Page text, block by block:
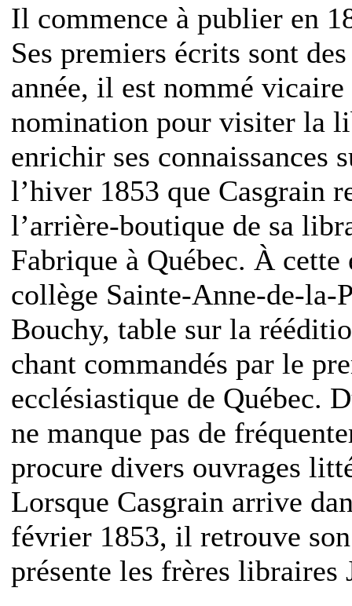
Il commence à publier en
Ses premiers écrits sont
année, il est nommé
nomination pour visiter la
enrichir ses connaissances
l’hiver 1853 que Casgrain
l’arrière-boutique de sa
Fabrique à Québec. À
collège Sainte-Anne-de-la-
Bouchy, table sur la
chant commandés par le
ecclésiastique de Québec.
ne manque pas de
procure divers ouvrages
Lorsque Casgrain arrive
février 1853, il retrouve
présente les frères libraires